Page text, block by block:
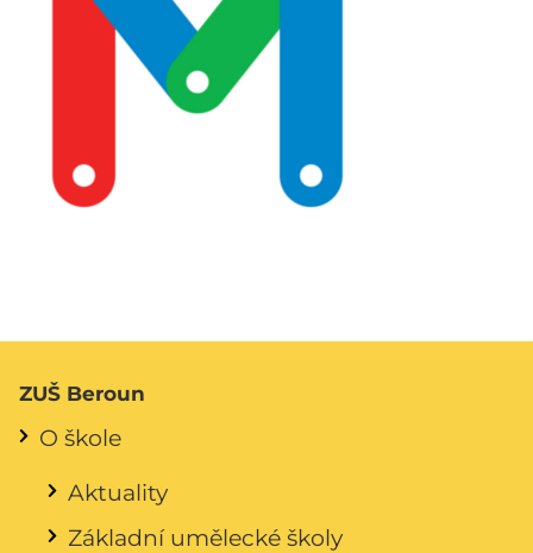
ZUŠ Beroun
O škole
Aktuality
Základní umělecké školy